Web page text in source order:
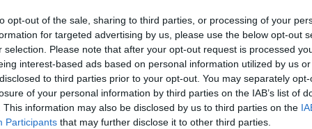
opt-out of the sale, sharing to third parties, or processing of your
for targeted advertising by us, please use the below opt-out
selection. Please note that after your opt-out request is processed
interest-based ads based on personal information utilized by us
to third parties prior to your opt-out. You may separately
of your personal information by third parties on the IAB’s list of
This information may also be disclosed by us to third parties on the
Participants that may further disclose it to other third parties.
2014-05-21 07:12
upp tapeterna?
Kom ihåg mig
Glömt ditt lösenord?
Få ny aktiveringslänk
Betapet är gratis!